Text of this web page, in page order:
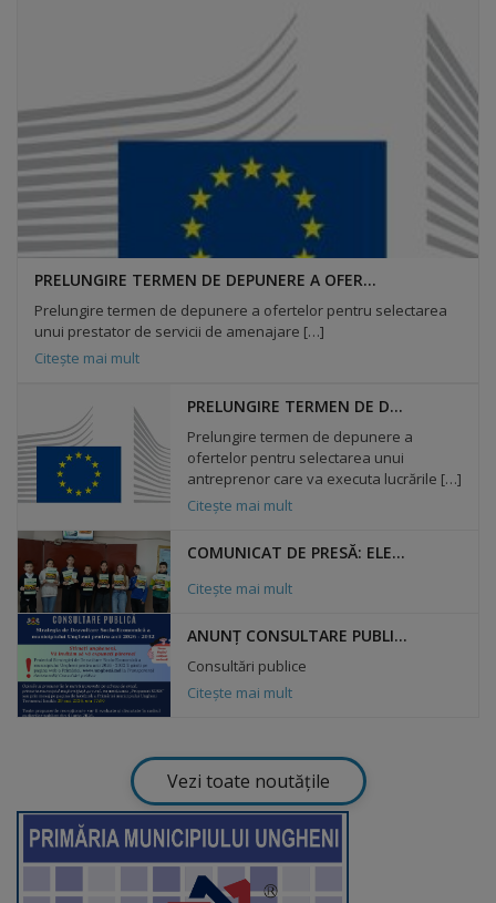
Ungheniul
turistic
Obiective
turistice
Sculpturi
(harta
sculpturilor)
Monumente
arhitecturale
Personalități
marcante
Sportivi
de
Orașul
în
imagini
PRELUNGIRE TERMEN DE DEPUNERE A OFERTELOR PENTRU SELECTAREA UNUI PRESTATOR DE SERVICII DE AMENAJARE A GRĂDINII URBANE, ÎN CADRUL PROIECTULUI ”CULTIVAREA AERULUI CURAT ÎN MEDIILE URBANE” / ROMD00453
Prelungire termen de depunere a ofertelor pentru selectarea
unui prestator de servicii de amenajare […]
Citește mai mult
PRELUNGIRE TERMEN DE DEPUNERE A OFERTELOR PENTRU SELECTAREA UNUI ANTREPRENOR CARE VA EXECUTA LUCRĂRILE DE AMENAJARE GARD VERDE ÎN GRĂDINA URBANĂ, ÎN CADRUL PROIECTULUI
Prelungire termen de depunere a
ofertelor pentru selectarea unui
antreprenor care va executa lucrările […]
Citește mai mult
COMUNICAT DE PRESĂ: ELEVII ȘI PREȘCOLARII DIN UNGHENI AU CELEBRAT SĂPTĂMÂNA INTERNAȚIONALĂ DE CONȘTIENTIZARE A COMPOSTULUI PRIN ACTIVITĂȚI PRACTICE DE PROTECȚIE A MEDIULUI
Citește mai mult
ANUNȚ CONSULTARE PUBLICĂ PROIECT STRATEGIA DE DEZVOLTARE SOCIO-ECONOMICĂ
Consultări publice
Citește mai mult
Vezi toate noutățile